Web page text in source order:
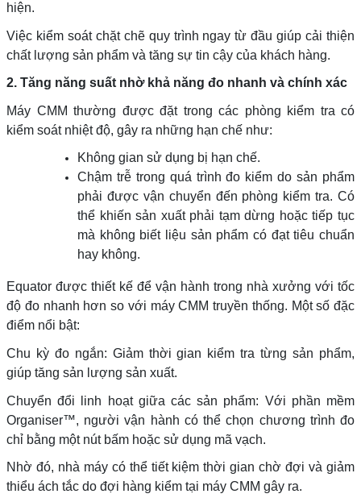
hiện.
Việc kiểm soát chặt chẽ quy trình ngay từ đầu giúp cải thiện
chất lượng sản phẩm và tăng sự tin cậy của khách hàng.
2. Tăng năng suất nhờ khả năng đo nhanh và chính xác
Máy CMM thường được đặt trong các phòng kiểm tra có
kiểm soát nhiệt độ, gây ra những hạn chế như:
Không gian sử dụng bị hạn chế.
Chậm trễ trong quá trình đo kiểm do sản phẩm
phải được vận chuyển đến phòng kiểm tra. Có
thể khiến sản xuất phải tạm dừng hoặc tiếp tục
mà không biết liệu sản phẩm có đạt tiêu chuẩn
hay không.
Equator được thiết kế để vận hành trong nhà xưởng với tốc
độ đo nhanh hơn so với máy CMM truyền thống. Một số đặc
điểm nổi bật:
Chu kỳ đo ngắn: Giảm thời gian kiểm tra từng sản phẩm,
giúp tăng sản lượng sản xuất.
Chuyển đổi linh hoạt giữa các sản phẩm: Với phần mềm
Organiser™, người vận hành có thể chọn chương trình đo
chỉ bằng một nút bấm hoặc sử dụng mã vạch.
Nhờ đó, nhà máy có thể tiết kiệm thời gian chờ đợi và giảm
thiểu ách tắc do đợi hàng kiểm tại máy CMM gây ra.